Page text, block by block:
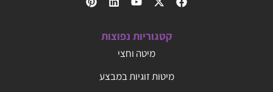
קטגוריות נפוצות
מיטה וחצי
מיטות זוגיות במבצע